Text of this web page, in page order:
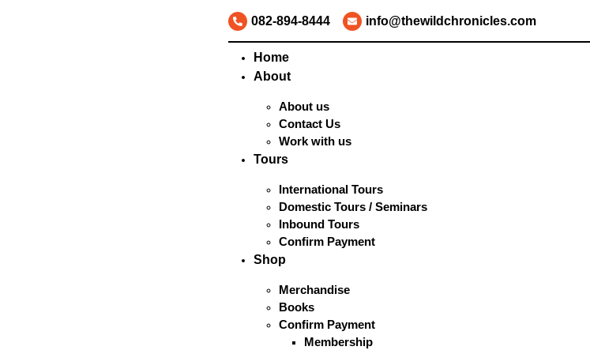
082-894-8444 info@thewildchronicles.com
Home
About
About us
Contact Us
Work with us
Tours
International Tours
Domestic Tours / Seminars
Inbound Tours
Confirm Payment
Shop
Merchandise
Books
Confirm Payment
Membership